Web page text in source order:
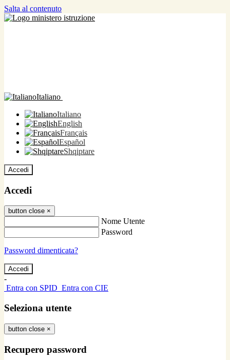
Salta al contenuto
Italiano
Italiano
English
Français
Español
Shqiptare
Accedi
Accedi
button close ×
Nome Utente
Password
Password dimenticata?
-
Entra con SPID Entra con CIE
Seleziona utente
button close ×
Recupero password